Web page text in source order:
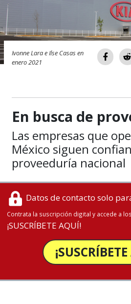
Ivonne Lara e Ilse Casas en
enero 2021
En busca de
Las empresas que
México siguen
proveeduría nacional
Datos de contacto solo
Contrata la suscripción digital y accede a
¡SUSCRÍBETE AQUÍ!